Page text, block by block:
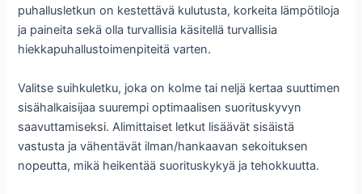
puhallusletkun on kestettävä kulutusta, korkeita lämpötiloja
ja paineita sekä olla turvallisia käsitellä turvallisia
hiekkapuhallustoimenpiteitä varten.
Valitse suihkuletku, joka on kolme tai neljä kertaa suuttimen
sisähalkaisijaa suurempi optimaalisen suorituskyvyn
saavuttamiseksi. Alimittaiset letkut lisäävät sisäistä
vastusta ja vähentävät ilman/hankaavan sekoituksen
nopeutta, mikä heikentää suorituskykyä ja tehokkuutta.